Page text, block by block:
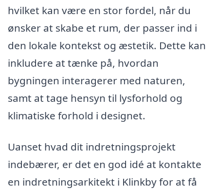
hvilket kan være en stor fordel, når du
ønsker at skabe et rum, der passer ind i
den lokale kontekst og æstetik. Dette kan
inkludere at tænke på, hvordan
bygningen interagerer med naturen,
samt at tage hensyn til lysforhold og
klimatiske forhold i designet.
Uanset hvad dit indretningsprojekt
indebærer, er det en god idé at kontakte
en indretningsarkitekt i Klinkby for at få